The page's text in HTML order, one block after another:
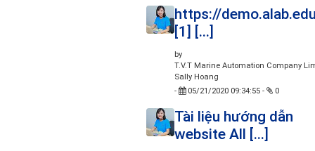
https://
[1] [...]
by
T.V.T Marine Automation Company
Sally Hoang
-
05/21/2020 09:34:55 - 0
Tài liệu hướng dẫn
website All [...]